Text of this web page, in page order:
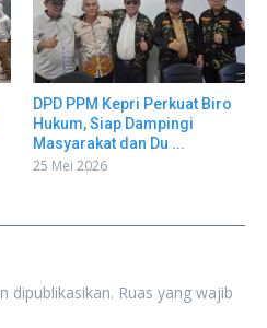
DPD PPM Kepri Perkuat Biro
Hukum, Siap Dampingi
Masyarakat dan Du ...
25 Mei 2026
dipublikasikan. Ruas yang wajib